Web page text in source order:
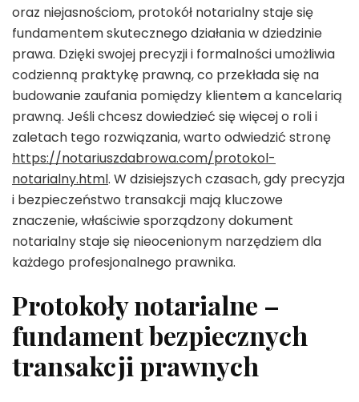
oraz niejasnościom, protokół notarialny staje się
fundamentem skutecznego działania w dziedzinie
prawa. Dzięki swojej precyzji i formalności umożliwia
codzienną praktykę prawną, co przekłada się na
budowanie zaufania pomiędzy klientem a kancelarią
prawną. Jeśli chcesz dowiedzieć się więcej o roli i
zaletach tego rozwiązania, warto odwiedzić stronę
https://notariuszdabrowa.com/protokol-
notarialny.html. W dzisiejszych czasach, gdy precyzja
i bezpieczeństwo transakcji mają kluczowe
znaczenie, właściwie sporządzony dokument
notarialny staje się nieocenionym narzędziem dla
każdego profesjonalnego prawnika.
Protokoły notarialne –
fundament bezpiecznych
transakcji prawnych